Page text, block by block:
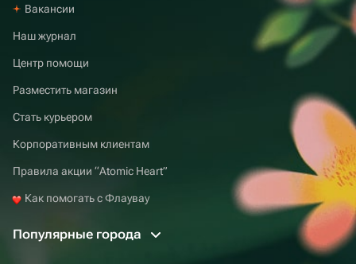
Вакансии
Наш журнал
Центр помощи
Разместить магазин
Стать курьером
Корпоративным клиентам
Правила акции “Atomic Heart”
Как помогать с Флаувау
Популярные города